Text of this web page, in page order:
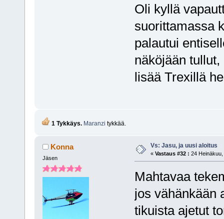
Oli kyllä
suorittamassa
palautui
näköjään
lisää Trexillä
1 Tykkäys. Maranzi tykkää.
Konna
Jäsen
Vs: Jasu, ja uusi aloitus
« Vastaus #32 : 24
Mahtavaa
jos vähänkään
tikuista ajetut